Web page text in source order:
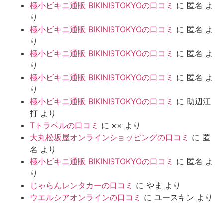
極小ビキニ通販 BIKINISTOKYOの口コミ に 匿名 よ
り
極小ビキニ通販 BIKINISTOKYOの口コミ に 匿名 よ
り
極小ビキニ通販 BIKINISTOKYOの口コミ に 匿名 よ
り
極小ビキニ通販 BIKINISTOKYOの口コミ に 匿名 よ
り
極小ビキニ通販 BIKINISTOKYOの口コミ に 助辺江
打 より
Tトラベルの口コミ に ×× より
大丸松坂屋オンラインショッピングの口コミ に 匿
名 より
極小ビキニ通販 BIKINISTOKYOの口コミ に 匿名 よ
り
じゃらんレンタカーの口コミ に やま より
ウエルシアオンラインの口コミ に ユースキン より